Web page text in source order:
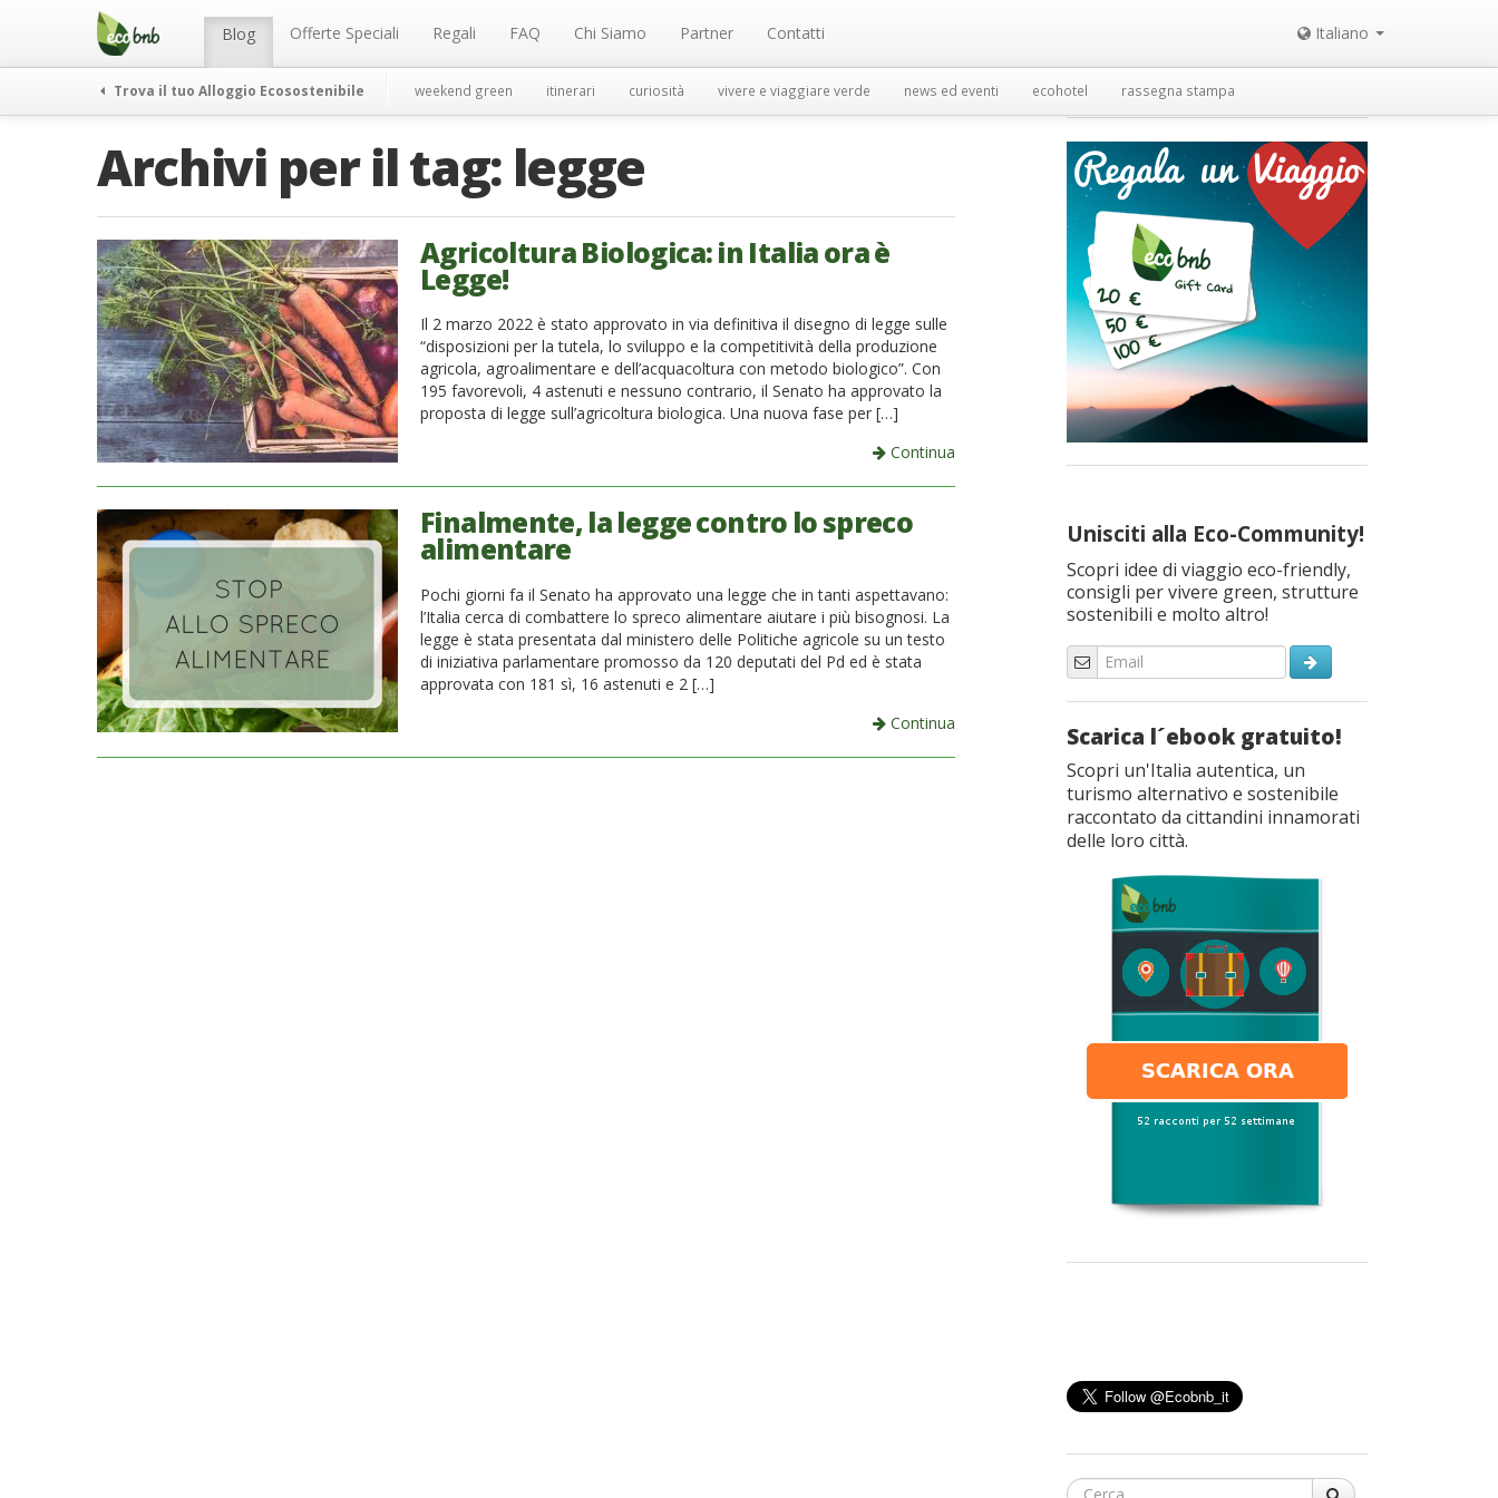
Menu Blog Offerte Speciali Regali FAQ Chi Siamo Partner Contatti Italiano
Trova il tuo Alloggio Ecosostenibile weekend green itinerari curiosità vivere e viaggiare verde news ed eventi ecohotel rassegna stampa
Archivi per il tag: legge
Agricoltura Biologica: in Italia ora è
Legge!
Il 2 marzo 2022 è stato approvato in via definitiva il disegno di legge sulle
“disposizioni per la tutela, lo sviluppo e la competitività della produzione
agricola, agroalimentare e dell’acquacoltura con metodo biologico”. Con
195 favorevoli, 4 astenuti e nessuno contrario, il Senato ha approvato la
proposta di legge sull’agricoltura biologica. Una nuova fase per […]
Continua
Finalmente, la legge contro lo spreco
alimentare
Pochi giorni fa il Senato ha approvato una legge che in tanti aspettavano:
l’Italia cerca di combattere lo spreco alimentare aiutare i più bisognosi. La
legge è stata presentata dal ministero delle Politiche agricole su un testo
di iniziativa parlamentare promosso da 120 deputati del Pd ed è stata
approvata con 181 sì, 16 astenuti e 2 […]
Continua
Unisciti alla Eco-Community!
Scopri idee di viaggio eco-friendly,
consigli per vivere green, strutture
sostenibili e molto altro!
Scarica l´ebook gratuito!
Scopri un'Italia autentica, un
turismo alternativo e sostenibile
raccontato da cittandini innamorati
delle loro città.
Cerca